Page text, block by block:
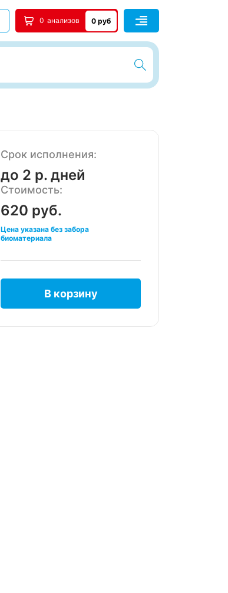
0 анализов 0 руб
Срок исполнения:
до 2 р. дней
Стоимость:
620 руб.
Цена указана без забора
биоматериала
В корзину